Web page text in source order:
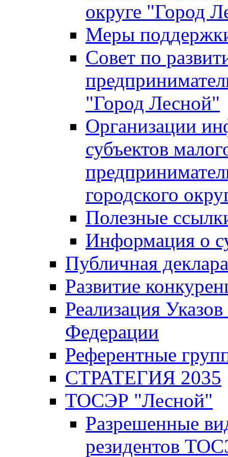
округе "Город
Меры
Совет по
"Город Лесной"
Организации
субъектов
городского
Полезные
Информация о
Публичная
Развитие
Реализация
Федерации
Референтные
СТРАТЕГИЯ 2035
ТОСЭР "Лесной"
Разрешенные
резидентов